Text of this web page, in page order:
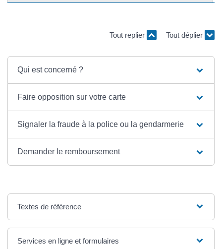
Tout replier Tout déplier
Qui est concerné ?
Faire opposition sur votre carte
Signaler la fraude à la police ou la gendarmerie
Demander le remboursement
Textes de référence
Services en ligne et formulaires